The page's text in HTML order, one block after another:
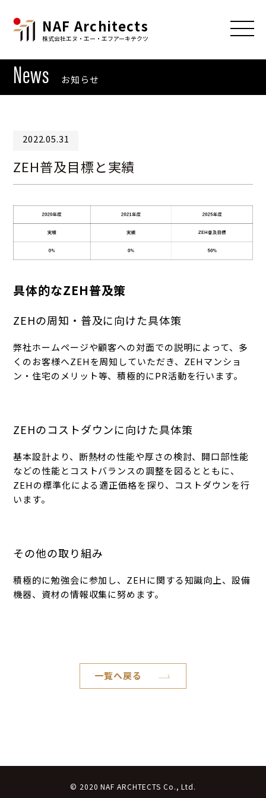
NAF Architects
株式会社エヌ・エー・エフアーキテクツ
News お知らせ
2022.05.31
ZEH普及目標と実績
具体的なZEH普及策
ZEHの周知・普及に向けた具体策
弊社ホームページや顧客への対面での説明によって、多
くのお客様へZEHを周知していただき、 ZEHマンショ
ン・住宅のメリット等、積極的にPR活動を行います。
ZEHのコストダウンに向けた具体策
基本設計より、断熱材の性能や厚さの検討、開口部性能
などの性能とコストバランスの調整を図るとともに、
ZEHの標準化による適正価格を探り、コストダウンを行
います。
その他の取り組み
積極的に勉強会に参加し、 ZEHに関する知識向上、設備
機器、資材の情報収集に努めます。
一覧へ戻る
© 2020 NAF ARCHTECTS Co., Ltd.